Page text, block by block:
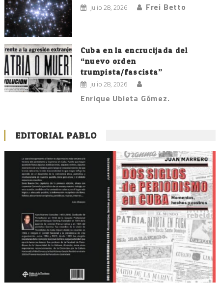
julio 28, 2026 Frei Betto
Cuba en la encrucijada del
“nuevo orden
trumpista/fascista”
julio 28, 2026
Enrique Ubieta Gómez.
EDITORIAL PABLO